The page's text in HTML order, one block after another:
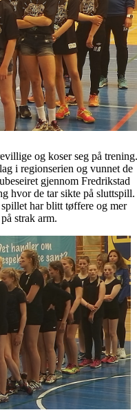
og koser seg på trening.
i regionserien og vunnet de
gjennom Fredrikstad
hvor de tar sikte på sluttspill.
har blitt tøffere og mer
strak arm.